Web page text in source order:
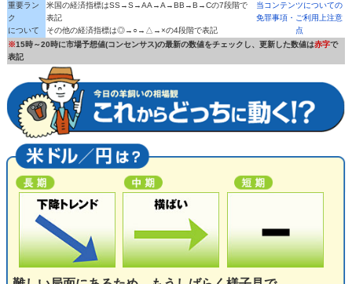
重要ラン
ク
について
米国の経済指標はSS→S→AA→A→BB→B→Cの7段階で
表記
その他の経済指標は◎→○→△→×の4段階で表記
当コンテンツについての
免罪事項・ご利用上注意
点
※15時～20時に市場予想値(コンセンサス)の最新の数値をチェックし、更新した数値は赤字で
表記